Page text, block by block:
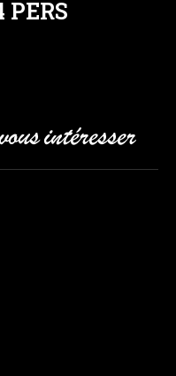
PERS
intéresser